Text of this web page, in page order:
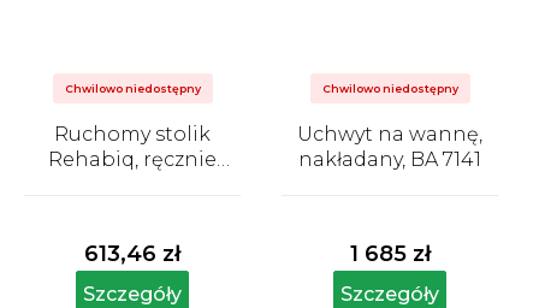
Ruchomy stolik
Rehabiq, ręcznie
produktu
wynosi
5,0
Chwilowo niedostępny
613,46 zł
Szczegóły
Uchwyt na wannę,
nakładany, BA 7141
produktu
wynosi
5,0
Chwilowo niedostępny
1 685 zł
Szczegóły